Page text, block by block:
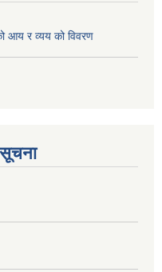
आय र व्यय को विवरण